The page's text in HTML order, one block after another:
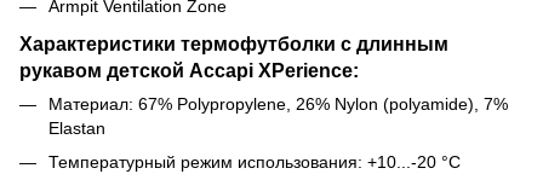
Armpit Ventilation Zone
Характеристики термофутболки с длинным
рукавом детской Accapi XPerience:
Материал: 67% Polypropylene, 26% Nylon (polyamide), 7%
Elastan
Температурный режим использования: +10...-20 °C